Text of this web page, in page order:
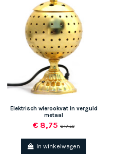
Elektrisch wierookvat in verguld
metaal
€ 8,75€ 17,50
In winkelwagen